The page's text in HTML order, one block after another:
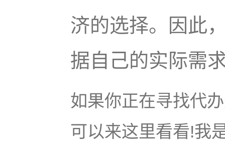
济的选择。因此
据自己的实际需
如果你正在寻找代
可以来这里看看!我